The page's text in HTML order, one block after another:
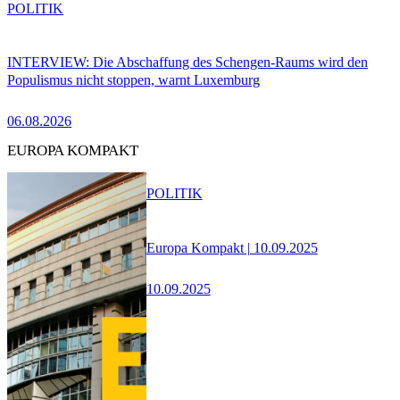
INTERVIEW: Die Abschaffung des Schengen-Raums wird den
Populismus nicht stoppen, warnt Luxemburg
06.08.2026
POLITIK
EUROPA KOMPAKT
Europa Kompakt | 10.09.2025
10.09.2025
POLITIK